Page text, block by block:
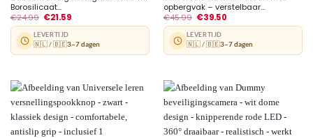
Borosilicaat...
€24.99 €21.59
LEVERTIJD
🇳🇱 / 🇧🇪3–7 dagen
opbergvak – verstelbaar...
€45.99 €39.50
LEVERTIJD
🇳🇱 / 🇧🇪3–7 dagen